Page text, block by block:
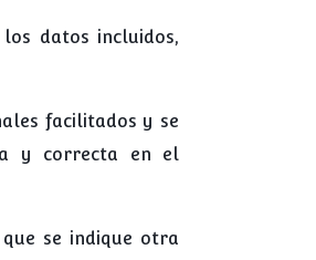
datos incluidos,
facilitados y se
y correcta en el
se indique otra